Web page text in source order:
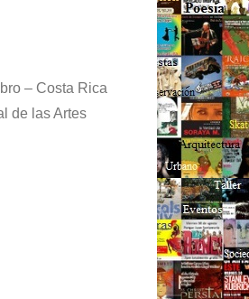
– Costa Rica
de las Artes